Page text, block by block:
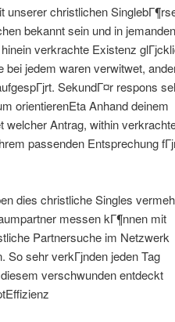
unserer christlichen
bekannt sein und in jemanden
verkrachte Existenz
jedem waren verwitwet,
SekundГ¤r respons
orientierenEta Anhand deinem
welcher Antrag, within
passenden Entsprechung
dies christliche Singles
messen kГ¶nnen mit
Partnersuche im Netzwerk
sehr verkГјnden jeden Tag
verschwunden entdeckt